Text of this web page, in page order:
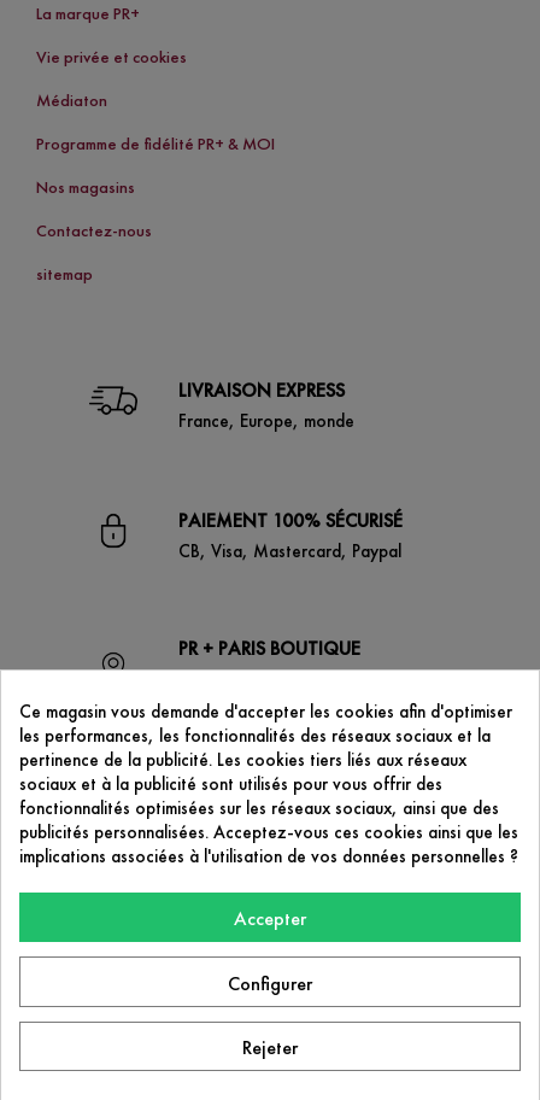
La marque PR+
Vie privée et cookies
Médiaton
Programme de fidélité PR+ & MOI
Nos magasins
Contactez-nous
sitemap
LIVRAISON EXPRESS
France, Europe, monde
PAIEMENT 100% SÉCURISÉ
CB, Visa, Mastercard, Paypal
PR + PARIS BOUTIQUE
53 boulevard de Strasbourg
75010 Paris
CONTACTEZ-NOUS
contact@prplus-paris.com
NOTRE SOCIÉTÉ 
PR+ Paris
53 boulevard de Strasbourg
Ce magasin vous demande d'accepter les cookies afin d'optimiser
les performances, les fonctionnalités des réseaux sociaux et la
pertinence de la publicité. Les cookies tiers liés aux réseaux
sociaux et à la publicité sont utilisés pour vous offrir des
fonctionnalités optimisées sur les réseaux sociaux, ainsi que des
publicités personnalisées. Acceptez-vous ces cookies ainsi que les
implications associées à l'utilisation de vos données personnelles ?
Accepter
Configurer
Rejeter